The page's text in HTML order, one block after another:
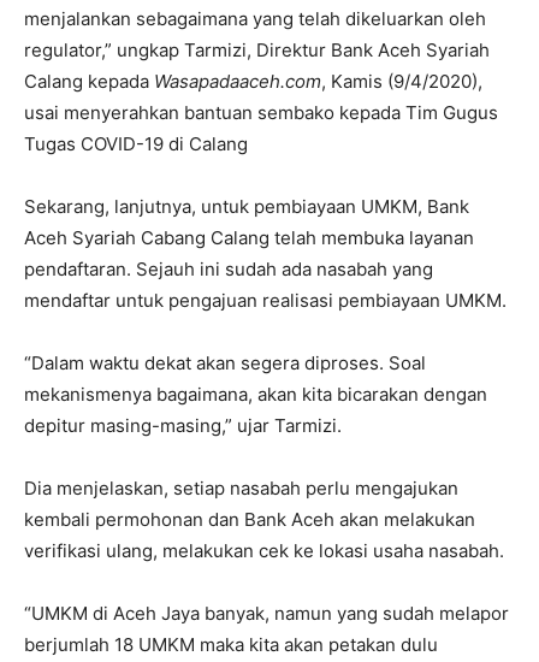
menjalankan sebagaimana yang telah dikeluarkan oleh
regulator,” ungkap Tarmizi, Direktur Bank Aceh Syariah
Calang kepada Wasapadaaceh.com, Kamis (9/4/2020),
usai menyerahkan bantuan sembako kepada Tim Gugus
Tugas COVID-19 di Calang
Sekarang, lanjutnya, untuk pembiayaan UMKM, Bank
Aceh Syariah Cabang Calang telah membuka layanan
pendaftaran. Sejauh ini sudah ada nasabah yang
mendaftar untuk pengajuan realisasi pembiayaan UMKM.
“Dalam waktu dekat akan segera diproses. Soal
mekanismenya bagaimana, akan kita bicarakan dengan
depitur masing-masing,” ujar Tarmizi.
Dia menjelaskan, setiap nasabah perlu mengajukan
kembali permohonan dan Bank Aceh akan melakukan
verifikasi ulang, melakukan cek ke lokasi usaha nasabah.
“UMKM di Aceh Jaya banyak, namun yang sudah melapor
berjumlah 18 UMKM maka kita akan petakan dulu